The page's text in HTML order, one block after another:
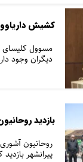
کشیش
مسوول
دیگران وجود
بازدید
روحانیون
پیرانشهر بازدید